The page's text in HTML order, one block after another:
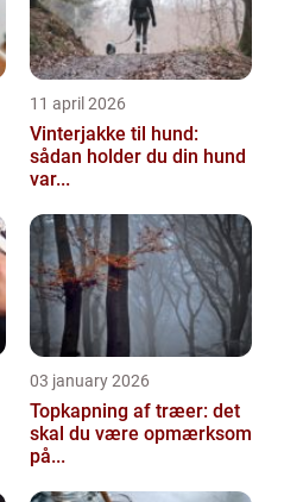
11 april 2026
Vinterjakke til hund:
sådan holder du din hund
var...
03 january 2026
Topkapning af træer: det
skal du være opmærksom
på...